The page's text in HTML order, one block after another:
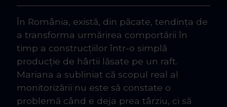
În România, există, din păcate, tendința de
a transforma urmărirea comportării în
timp a construcțiilor într-o simplă
producție de hârtii lăsate pe un raft.
Mariana a subliniat că scopul real al
monitorizării nu este să constate o
problemă când e deja prea târziu, ci să